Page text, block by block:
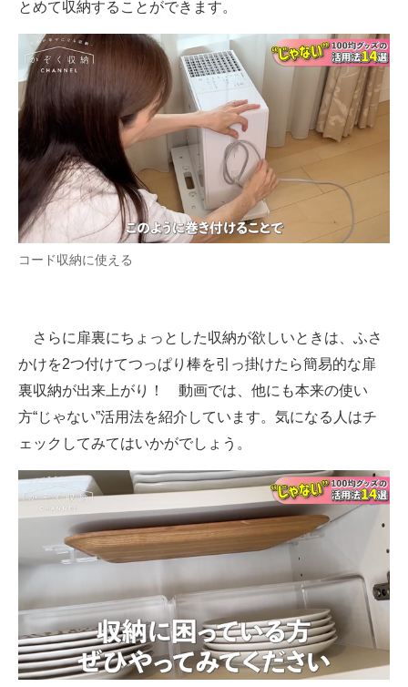
とめて収納することができます。
コード収納に使える
さらに扉裏にちょっとした収納が欲しいときは、ふさ
かけを2つ付けてつっぱり棒を引っ掛けたら簡易的な扉
裏収納が出来上がり！ 動画では、他にも本来の使い
方“じゃない”活用法を紹介しています。気になる人はチ
ェックしてみてはいかがでしょう。